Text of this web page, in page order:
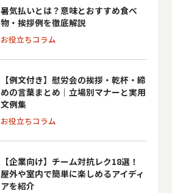
暑気払いとは？意味とおすすめ食べ
物・挨拶例を徹底解説
お役立ちコラム
【例文付き】慰労会の挨拶・乾杯・締
めの言葉まとめ｜立場別マナーと実用
文例集
お役立ちコラム
【企業向け】チーム対抗レク18選！
屋外や室内で簡単に楽しめるアイディ
アを紹介